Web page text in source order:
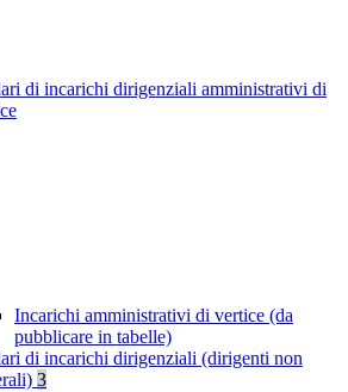
di incarichi dirigenziali amministrativi di
Incarichi amministrativi di vertice (da
pubblicare in tabelle)
di incarichi dirigenziali (dirigenti non
3